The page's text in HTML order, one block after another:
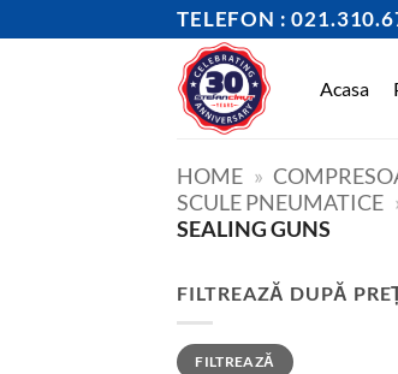
to
TELEFON :
Acasa
HOME »
SCULE PNEUMATICE
SEALING GUNS
FILTREAZĂ DUPĂ
Preț
minim
Preț
maxim
FILTREAZĂ